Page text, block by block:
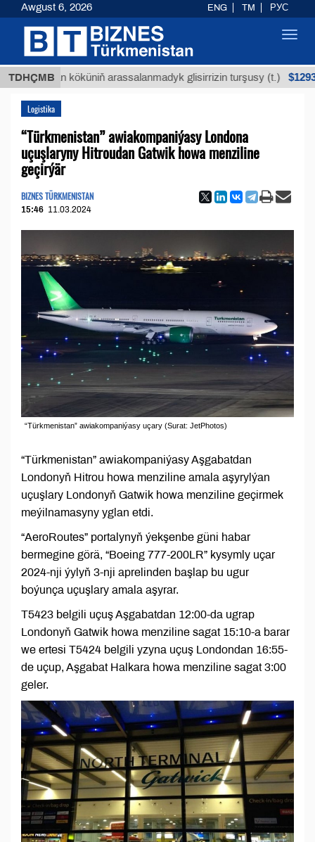
TDHÇMBköküniň arassalanmadyk glisirrizin turşusy (t.) $12935,18
Logistika
“Türkmenistan” awiakompaniýasy Londona
uçuşlaryny Hitroudan Gatwik howa menziline
geçirýär
BIZNES TÜRKMENISTAN
15:46 11.03.2024
“Türkmenistan” awiakompaniýasy uçary (Surat: JetPhotos)
“Türkmenistan” awiakompaniýasy Aşgabatdan
Londonyň Hitrou howa menziline amala aşyrylýan
uçuşlary Londonyň Gatwik howa menziline geçirmek
meýilnamasyny yglan etdi.
“AeroRoutes” portalynyň ýekşenbe güni habar
bermegine görä, “Boeing 777-200LR” kysymly uçar
2024-nji ýylyň 3-nji aprelinden başlap bu ugur
boýunça uçuşlary amala aşyrar.
T5423 belgili uçuş Aşgabatdan 12:00-da ugrap
Londonyň Gatwik howa menziline sagat 15:10-a barar
we ertesi T5424 belgili yzyna uçuş Londondan 16:55-
de uçup, Aşgabat Halkara howa menziline sagat 3:00
geler.
Awgust 6, 2026 ENG TM РУС